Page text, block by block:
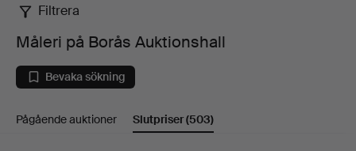
Måleri
på
Borås
Auktionshall
Filtrera
Måleri på Borås Auktionshall
Bevaka sökning
Pågående auktioner Slutpriser(503)